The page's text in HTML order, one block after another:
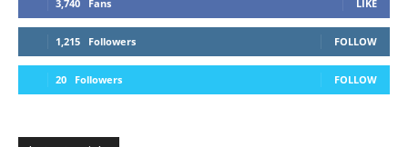
3,740 Fans LIKE
1,215 Followers FOLLOW
20 Followers FOLLOW